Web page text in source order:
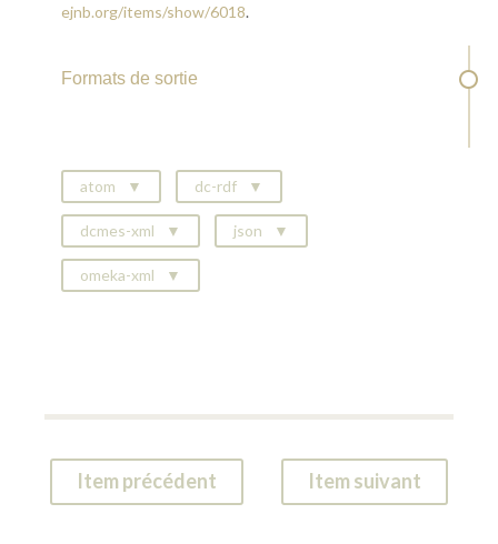
ejnb.org/items/show/6018.
Formats de sortie
atom dc-rdf
dcmes-xml json
omeka-xml
Item précédent Item suivant